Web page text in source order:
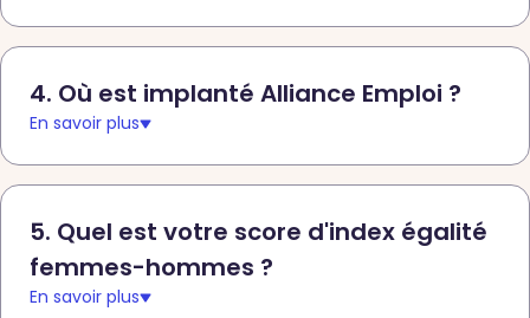
4. Où est implanté Alliance Emploi ?
En savoir plus
5. Quel est votre score d'index égalité
femmes-hommes ?
En savoir plus